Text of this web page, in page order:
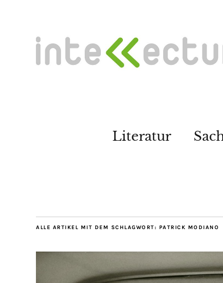
Literatur
ALLE ARTIKEL MIT DEM SCHLAGWORT: PATRICK MODIANO